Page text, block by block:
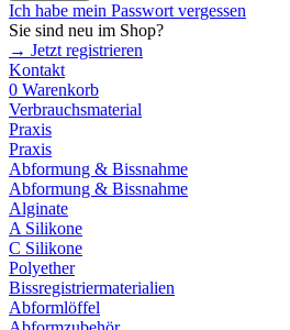
Ich habe mein Passwort vergessen
Sie sind neu im Shop?
→ Jetzt registrieren
Kontakt
0 Warenkorb
Verbrauchsmaterial
Praxis
Praxis
Abformung & Bissnahme
Abformung & Bissnahme
Alginate
A Silikone
C Silikone
Polyether
Bissregistriermaterialien
Abformlöffel